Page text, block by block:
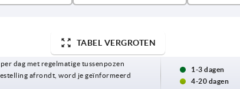
2
3 30
TABEL VERGROTEN
dag met regelmatige tussenpozen
afrondt, word je geïnformeerd
1-3 dagen
4-20 dagen